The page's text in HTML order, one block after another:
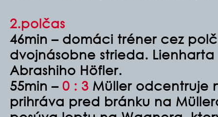
2.polčas
46min – domáci tréner cez
dvojnásobne strieda.
Abrashiho Höfler.
55min – 0 : 3 Müller odcentruje
prihráva pred bránku na